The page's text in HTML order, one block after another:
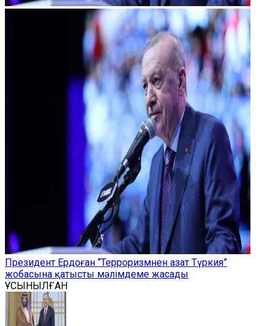
Президент Ердоған “Терроризмнен азат Түркия”
жобасына қатысты мәлімдеме жасады
ҰСЫНЫЛҒАН